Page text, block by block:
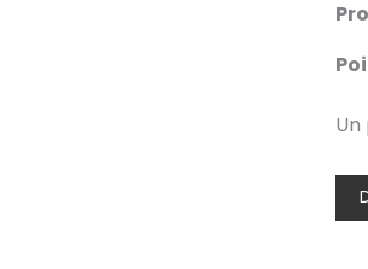
Un